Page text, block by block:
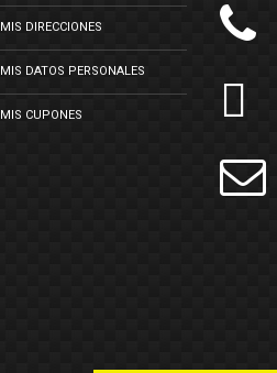
MIS DIRECCIONES
MIS DATOS PERSONALES
MIS CUPONES